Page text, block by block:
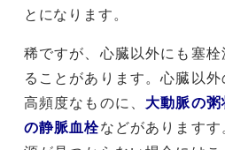
とになります。
稀ですが、心臓以外にも塞
ることがあります。心臓以
高頻度なものに、 大動脈の
の静脈血栓などがあります